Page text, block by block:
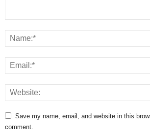
Save my name, email, and website in this
comment.